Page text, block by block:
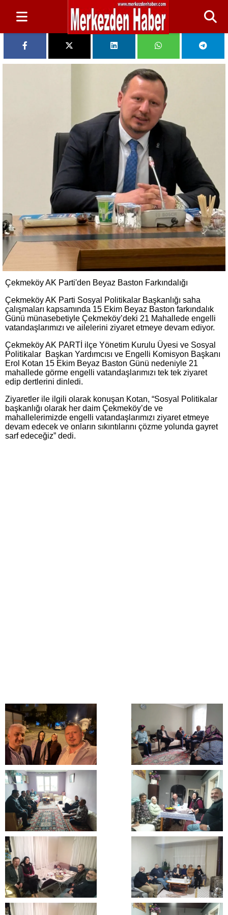
Çekmeköy AK Parti'den Beyaz Baston Farkındalığı
Çekmeköy AK Parti Sosyal Politikalar Başkanlığı saha
çalışmaları kapsamında 15 Ekim Beyaz Baston farkındalık
Günü münasebetiyle Çekmeköy’deki 21 Mahallede engelli
vatandaşlarımızı ve ailelerini ziyaret etmeye devam ediyor.
Çekmeköy AK PARTİ ilçe Yönetim Kurulu Üyesi ve Sosyal
Politikalar Başkan Yardımcısı ve Engelli Komisyon Başkanı
Erol Kotan 15 Ekim Beyaz Baston Günü nedeniyle 21
mahallede görme engelli vatandaşlarımızı tek tek ziyaret
edip dertlerini dinledi.
Ziyaretler ile ilgili olarak konuşan Kotan, “Sosyal Politikalar
başkanlığı olarak her daim Çekmeköy’de ve
mahallelerimizde engelli vatandaşlarımızı ziyaret etmeye
devam edecek ve onların sıkıntılarını çözme yolunda gayret
sarf edeceğiz” dedi.